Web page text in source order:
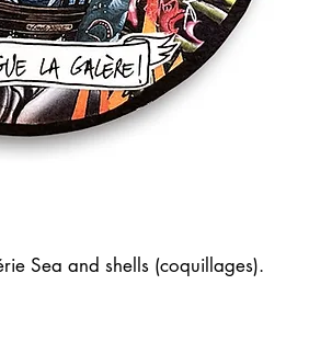
Sea and shells (coquillages).